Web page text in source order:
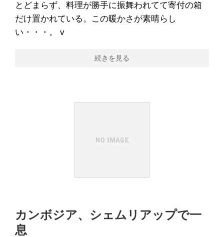
とどまらず、料理が勝手に振舞われてて寄付の箱
だけ置かれている。この暖かさが素晴らし
い・・・。 v
続きを見る
カンボジア、シェムリアップで一
息